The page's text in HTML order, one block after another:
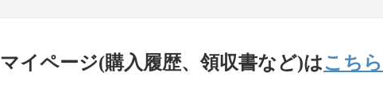
マイページ(購入履歴、領収書など)はこちら